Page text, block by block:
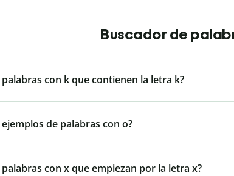
Buscador de
palabras con k que contienen la letra k?
ejemplos de palabras con o?
palabras con x que empiezan por la letra x?